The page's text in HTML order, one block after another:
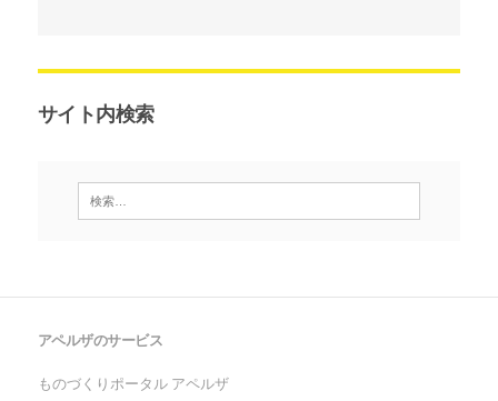
サイト内検索
アペルザのサービス
ものづくりポータル アペルザ